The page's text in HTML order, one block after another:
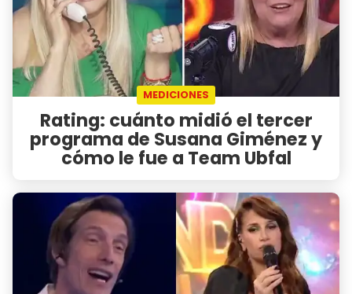
MEDICIONES
Rating: cuánto midió el tercer
programa de Susana Giménez y
cómo le fue a Team Ubfal